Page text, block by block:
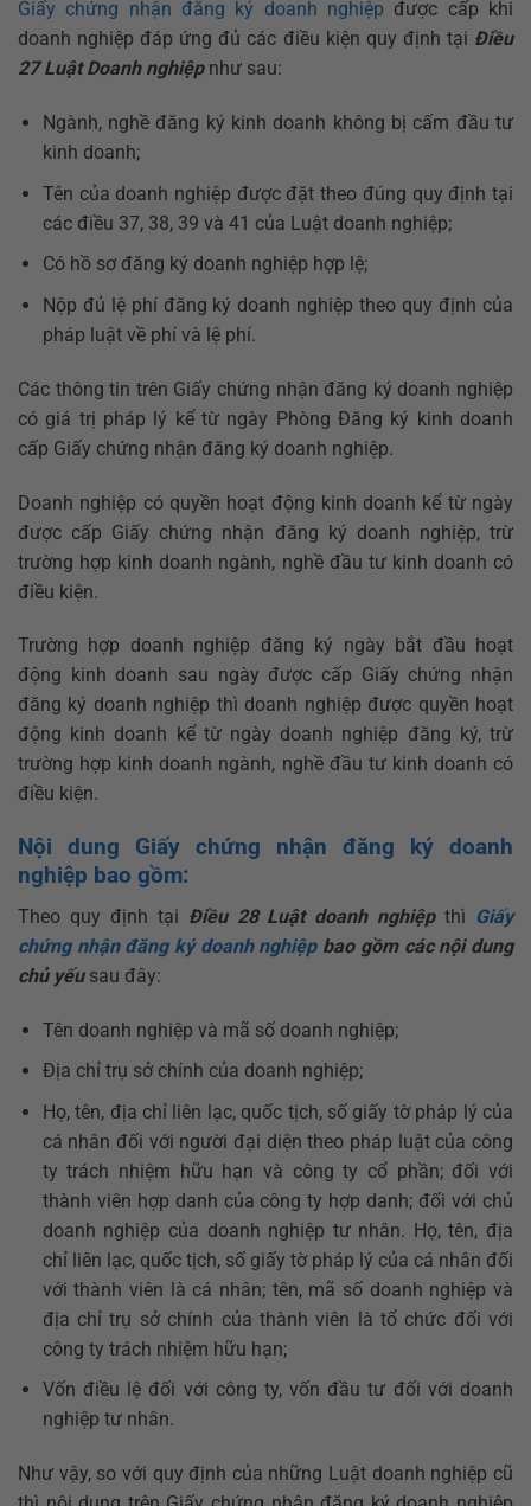
Giấy chứng nhận đăng ký doanh nghiệp được cấp khi
doanh nghiệp đáp ứng đủ các điều kiện quy định tại Điều
27 Luật Doanh nghiệpnhư sau:
Ngành, nghề đăng ký kinh doanh không bị cấm đầu tư
kinh doanh;
Tên của doanh nghiệp được đặt theo đúng quy định tại
các điều 37, 38, 39 và 41 của Luật doanh nghiệp;
Có hồ sơ đăng ký doanh nghiệp hợp lệ;
Nộp đủ lệ phí đăng ký doanh nghiệp theo quy định của
pháp luật về phí và lệ phí.
Các thông tin trên Giấy chứng nhận đăng ký doanh nghiệp
có giá trị pháp lý kể từ ngày Phòng Đăng ký kinh doanh
cấp Giấy chứng nhận đăng ký doanh nghiệp.
Doanh nghiệp có quyền hoạt động kinh doanh kể từ ngày
được cấp Giấy chứng nhận đăng ký doanh nghiệp, trừ
trường hợp kinh doanh ngành, nghề đầu tư kinh doanh có
điều kiện.
Trường hợp doanh nghiệp đăng ký ngày bắt đầu hoạt
động kinh doanh sau ngày được cấp Giấy chứng nhận
đăng ký doanh nghiệp thì doanh nghiệp được quyền hoạt
động kinh doanh kể từ ngày doanh nghiệp đăng ký, trừ
trường hợp kinh doanh ngành, nghề đầu tư kinh doanh có
điều kiện.
Nội dung Giấy chứng nhận đăng ký doanh
nghiệp bao gồm:
Theo quy định tại Điều 28 Luật doanh nghiệpthì Giấy
chứng nhận đăng ký doanh nghiệpbao gồm các nội dung
chủ yếusau đây:
Tên doanh nghiệp và mã số doanh nghiệp;
Địa chỉ trụ sở chính của doanh nghiệp;
Họ, tên, địa chỉ liên lạc, quốc tịch, số giấy tờ pháp lý của
cá nhân đối với người đại diện theo pháp luật của công
ty trách nhiệm hữu hạn và công ty cổ phần; đối với
thành viên hợp danh của công ty hợp danh; đối với chủ
doanh nghiệp của doanh nghiệp tư nhân. Họ, tên, địa
chỉ liên lạc, quốc tịch, số giấy tờ pháp lý của cá nhân đối
với thành viên là cá nhân; tên, mã số doanh nghiệp và
địa chỉ trụ sở chính của thành viên là tổ chức đối với
công ty trách nhiệm hữu hạn;
Vốn điều lệ đối với công ty, vốn đầu tư đối với doanh
nghiệp tư nhân.
Như vậy, so với quy định của những Luật doanh nghiệp cũ